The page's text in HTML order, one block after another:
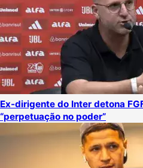
Ex-dirigente do Inter detona
“perpetuação no poder”